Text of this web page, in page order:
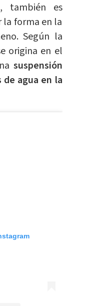
, también es
forma en la
Según la
origina en el
suspensión
agua en la